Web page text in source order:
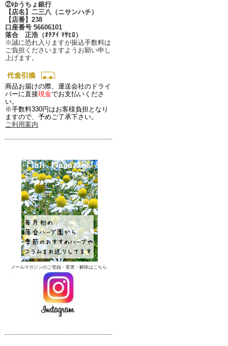
②ゆうちょ銀行
【店名】二三八（ニサンハチ）
【店番】238
口座番号 56606101
落合 正浩（ｵﾁｱｲ ﾏｻﾋﾛ）
※誠に恐れ入りますが振込手数料は
ご負担くださいますようお願い申し
上げます。
商品お届けの際、運送会社のドライ
バーに直接現金でお支払いくださ
い。
※手数料330円はお客様負担となり
ますので、予めご了承下さい。
ご利用案内
メールマガジンのご登録・変更・解除はこちら